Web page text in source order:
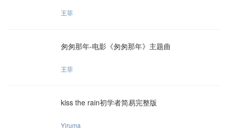
王菲
匆匆那年-电影《匆匆那年》主题曲
王菲
kiss the rain初学者简易完整版
Yiruma